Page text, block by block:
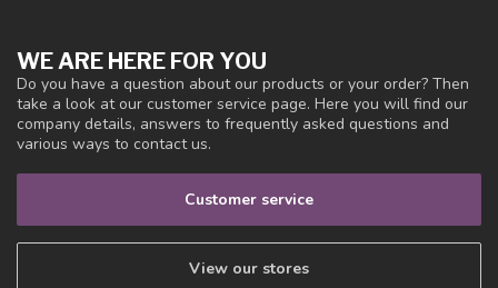
WE ARE HERE FOR YOU
Do you have a question about our products or your order? Then
take a look at our customer service page. Here you will find our
company details, answers to frequently asked questions and
various ways to contact us.
Customer service
View our stores